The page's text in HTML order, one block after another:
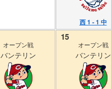
西 1 - 1 中
オープン戦
バンテリン
15
オープン戦
バンテリン